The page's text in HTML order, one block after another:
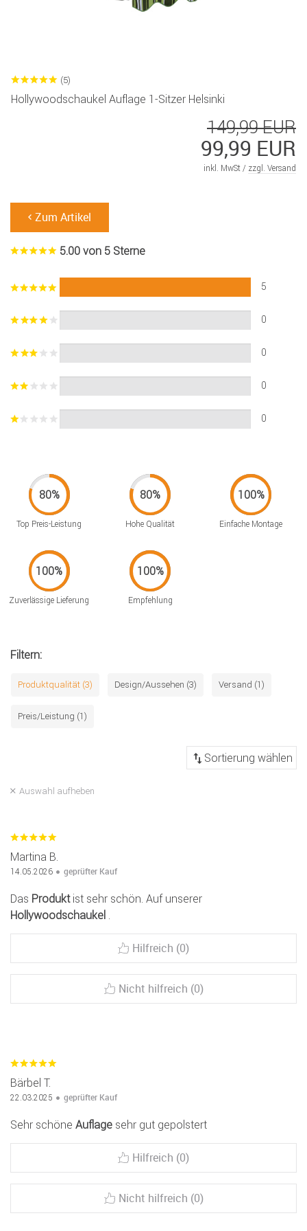
(5)
Hollywoodschaukel Auflage 1-Sitzer Helsinki
149,99 EUR
99,99 EUR
inkl. MwSt / zzgl. Versand
Zum Artikel
5.00 von 5 Sterne
5
0
0
0
0
Top Preis-Leistung Hohe Qualität Einfache Montage
Zuverlässige Lieferung Empfehlung
Filtern:
Produktqualität (3) Design/Aussehen (3) Versand (1)
Preis/Leistung (1)
Auswahl aufheben
Martina B.
14.05.2026 geprüfter Kauf
Das Produktist sehr schön. Auf unserer
Hollywoodschaukel .
Hilfreich (0)
Nicht hilfreich (0)
Bärbel T.
22.03.2025 geprüfter Kauf
Sehr schöne Auflage sehr gut gepolstert
Hilfreich (0)
Nicht hilfreich (0)